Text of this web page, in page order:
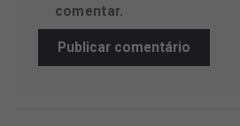
comentar.